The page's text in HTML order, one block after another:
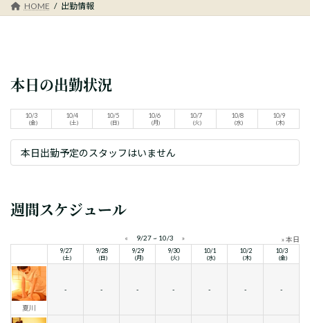
HOME 出勤情報
本日の出勤状況
10/3
(金)
10/4
(土)
10/5
(日)
10/6
(月)
10/7
(火)
10/8
(水)
10/9
(木)
本日出勤予定のスタッフはいません
週間スケジュール
« 9/27 ~ 10/3 » » 本日
9/27
(土)
9/28
(日)
9/29
(月)
9/30
(火)
10/1
(水)
10/2
(木)
10/3
(金)
夏川
- - - - - - -